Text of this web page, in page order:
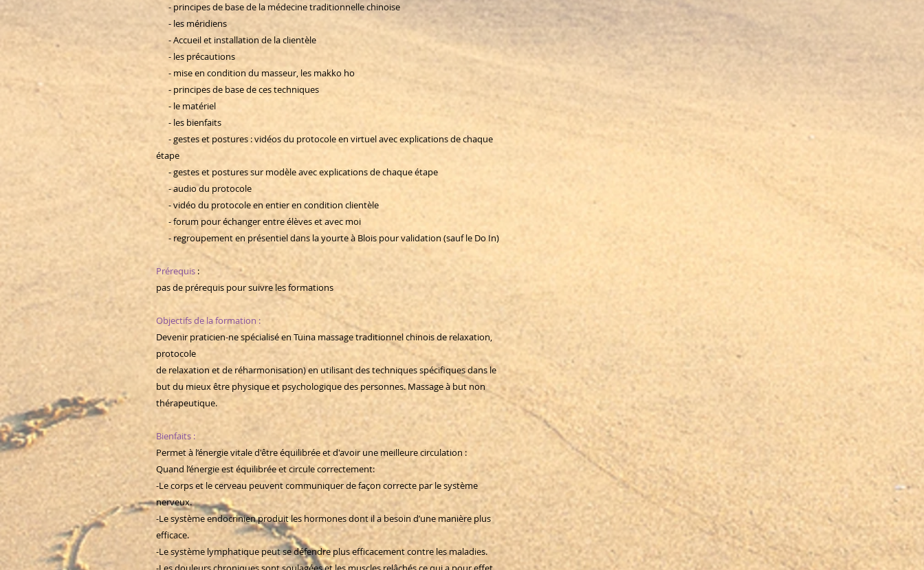
- principes de base de la médecine traditionnelle chinoise
- les méridiens
- Accueil et installation de la clientèle
- les précautions
- mise en condition du masseur, les makko ho
- principes de base de ces techniques
- le matériel
- les bienfaits
- gestes et postures : vidéos du protocole en virtuel avec explications de chaque
étape
- gestes et postures sur modèle avec explications de chaque étape
- audio du protocole
- vidéo du protocole en entier en condition clientèle
- forum pour échanger entre élèves et avec moi
- regroupement en présentiel dans la yourte à Blois pour validation (sauf le Do In)
Prérequis :
pas de prérequis pour suivre les formations
Objectifs de la formation :
Devenir praticien-ne spécialisé en Tuina massage traditionnel chinois de relaxation,
protocole
de relaxation et de réharmonisation) en utilisant des techniques spécifiques dans le
but du mieux être physique et psychologique des personnes. Massage à but non
thérapeutique.
Bienfaits :
Permet à l’énergie vitale d'être équilibrée et d'avoir une meilleure circulation :
Quand l’énergie est équilibrée et circule correctement:
-Le corps et le cerveau peuvent communiquer de façon correcte par le système
nerveux.
-Le système endocrinien produit les hormones dont il a besoin d’une manière plus
efficace.
-Le système lymphatique peut se défendre plus efficacement contre les maladies.